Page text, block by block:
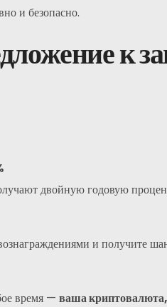
и безопасно.
к
двойную годовую
и получите
время — ваша